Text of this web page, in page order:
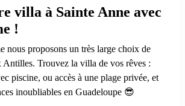
villa à Sainte Anne avec
!
nous proposons un très large choix de
Antilles. Trouvez la villa de vos rêves :
piscine, ou accès à une plage privée, et
inoubliables en Guadeloupe 😎